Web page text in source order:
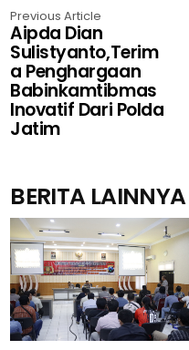
Previous Article
Aipda Dian
Sulistyanto,Terim
a Penghargaan
Babinkamtibmas
Inovatif Dari Polda
Jatim
BERITA LAINNYA